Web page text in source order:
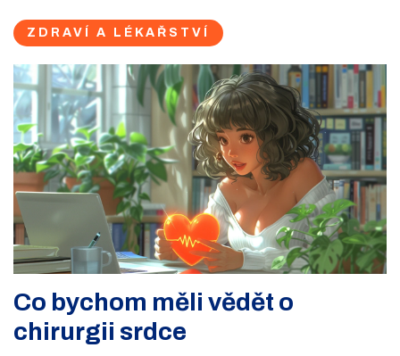
ZDRAVÍ A LÉKAŘSTVÍ
Co bychom měli vědět o
chirurgii srdce